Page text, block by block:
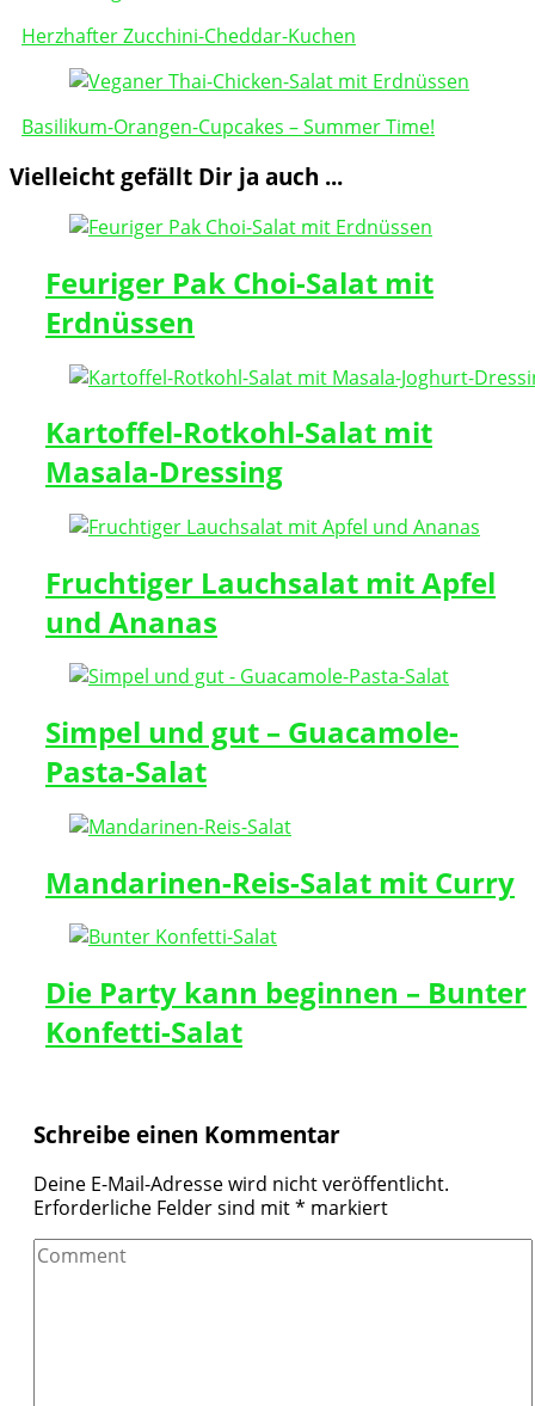
Navigation
Herzhafter Zucchini-Cheddar-Kuchen
Basilikum-Orangen-Cupcakes – Summer Time!
Vielleicht gefällt Dir ja auch ...
Feuriger Pak Choi-Salat mit
Erdnüssen
Kartoffel-Rotkohl-Salat mit
Masala-Dressing
Fruchtiger Lauchsalat mit Apfel
und Ananas
Simpel und gut – Guacamole-
Pasta-Salat
Mandarinen-Reis-Salat mit Curry
Die Party kann beginnen – Bunter
Konfetti-Salat
Schreibe einen Kommentar
Deine E-Mail-Adresse wird nicht veröffentlicht.
Erforderliche Felder sind mit* markiert
Comment